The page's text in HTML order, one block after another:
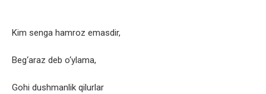
Kim senga hamroz emasdir,
Beg‘araz deb o‘ylama,
Gohi dushmanlik qilurlar